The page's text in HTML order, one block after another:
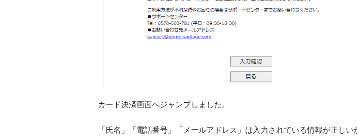
カード決済画面へジャンプしました。
「氏名」「電話番号」「メールアドレス」は入力されている情報が正しい